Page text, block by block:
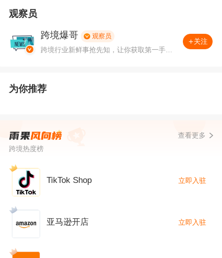
口罩而备受争议。据悉，目前美国的N95口罩主
要来自3M公司，且同步还在进行出口，这也导致
了其产能跟不上美国市场需求，加剧了供需紧
将所有口罩保留在美国。
的发货，但只是暂停关闭。主要是因为，3M在上
海经营着一家N95工厂，其不想冒着失去中国市
场的风险，同时中国还是口罩所用原材料和各种
医疗用品的重要来源。但到4月3日，3M宣布将从
其在中国的工厂向美国进口1000万枚N95口罩，
这可能远远超过3M派往美国的N95口罩。
虽然各方均在努力，但外媒指出，N95口罩的极
观察员
跨境爆哥 观察员
跨境行业新鲜事抢先知，让你获取第一手八
关注
为你推荐
跨境热度榜
查看更多
TikTok Shop 立即入驻
亚马逊开店 立即入驻